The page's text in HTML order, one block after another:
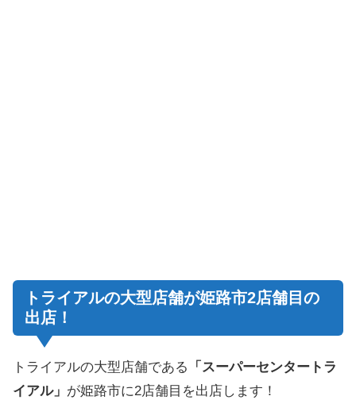
トライアルの大型店舗が姫路市2店舗目の
出店！
トライアルの大型店舗である
「スーパーセンタートラ
イアル」 が姫路市に2店舗目を出店します！